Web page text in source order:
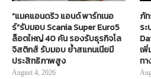
“แมคแอนดริว แอนด์ พาร์ทเนอ
ร์”รับมอบ Scania Super Euro5
ล็อตใหญ่ 40 คัน รองรับธุรกิจโล
จิสติกส์ รับมอบ ย้ำสแกนเนียมี
ประสิทธิภาพสูง
August 4, 2026
ภั
ร
เ
ท